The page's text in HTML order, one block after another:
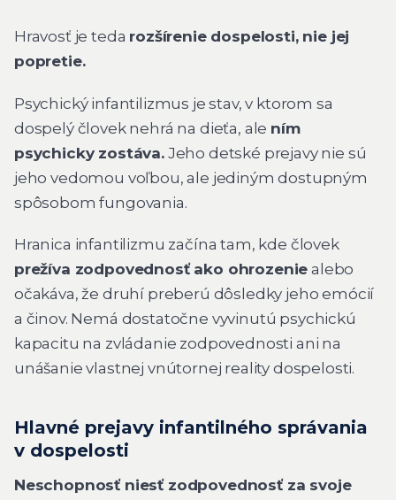
Hravosť je teda rozšírenie dospelosti, nie jej
popretie.
Psychický infantilizmus je stav, v ktorom sa
dospelý človek nehrá na dieťa, ale ním
psychicky zostáva.Jeho detské prejavy nie sú
jeho vedomou voľbou, ale jediným dostupným
spôsobom fungovania.
Hranica infantilizmu začína tam, kde človek
prežíva zodpovednosť ako ohrozenie alebo
očakáva, že druhí preberú dôsledky jeho emócií
a činov. Nemá dostatočne vyvinutú psychickú
kapacitu na zvládanie zodpovednosti ani na
unášanie vlastnej vnútornej reality dospelosti.
Hlavné prejavy infantilného správania
v dospelosti
Neschopnosť niesť zodpovednosť za svoje